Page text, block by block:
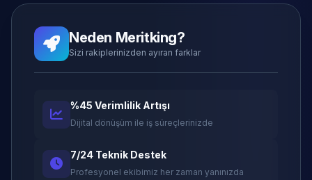
Neden Meritking?
Sizi rakiplerinizden ayıran farklar
%45 Verimlilik Artışı
Dijital dönüşüm ile iş süreçlerinizde
7/24 Teknik Destek
Profesyonel ekibimiz her zaman yanınızda